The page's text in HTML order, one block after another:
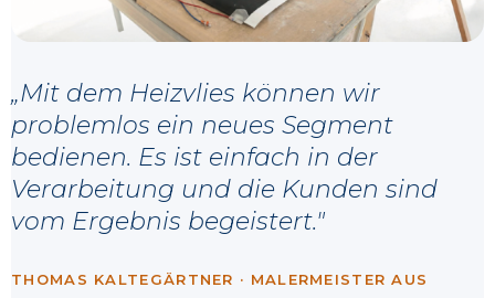
„Mit dem Heizvlies können wir
problemlos ein neues Segment
bedienen. Es ist einfach in der
Verarbeitung und die Kunden sind
vom Ergebnis begeistert."
THOMAS KALTEGÄRTNER · MALERMEISTER AUS